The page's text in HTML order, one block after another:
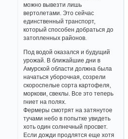
можно вывезти лишь
вертолетами. Это сейчас
единственный транспорт,
который способен добраться до
затопленных районов.
Под водой оказался и будущий
урожай. В ближайшие дни в
Амурской области должна была
начаться уборочная, созрели
скороспелые сорта картофеля,
моркови, свеклы. Все это теперь
гниет на полях.
Фермеры смотрят на затянутое
тучами небо в попытке увидеть
хоть один солнечный просвет.
Если дожди продлятся еще хотя